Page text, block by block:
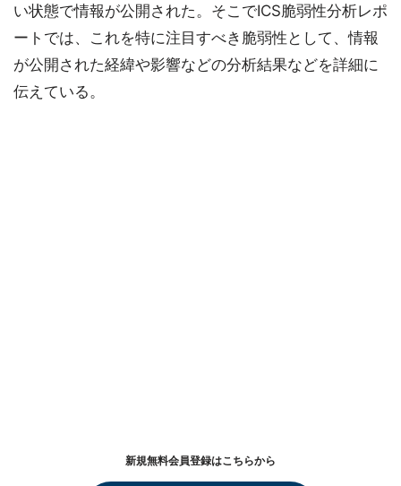
い状態で情報が公開された。そこでICS脆弱性分析レポ
ートでは、これを特に注目すべき脆弱性として、情報
が公開された経緯や影響などの分析結果などを詳細に
伝えている。
新規無料会員登録はこちらから